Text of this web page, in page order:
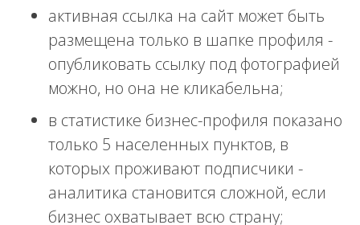
активная ссылка на сайт может быть
размещена только в шапке профиля -
опубликовать ссылку под фотографией
можно, но она не кликабельна;
в статистике бизнес-профиля показано
только 5 населенных пунктов, в
которых проживают подписчики -
аналитика становится сложной, если
бизнес охватывает всю страну;